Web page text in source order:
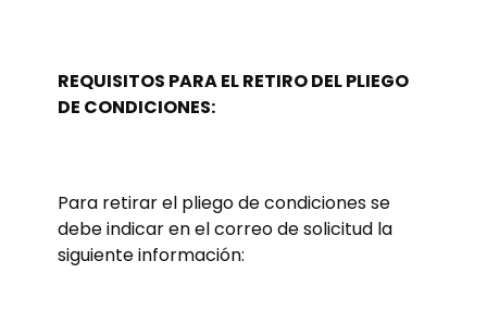
REQUISITOS PARA EL RETIRO DEL PLIEGO
DE CONDICIONES:
Para retirar el pliego de condiciones se
debe indicar en el correo de solicitud la
siguiente información: